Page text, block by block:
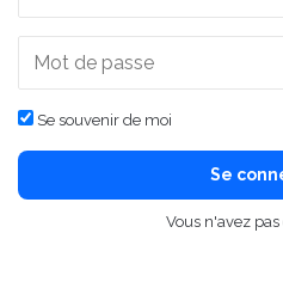
Se souvenir de moi
Se
Vous n'avez